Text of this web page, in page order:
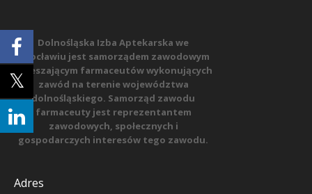
Dolnośląska Izba Aptekarska we
Wrocławiu jest samorządem zawodowym
zrzeszającym farmaceutów wykonujących
zawód na terenie województwa
dolnośląskiego. Samorząd zawodu
farmaceuty jest reprezentantem
zawodowych, społecznych i
gospodarczych interesów tego zawodu.
Adres